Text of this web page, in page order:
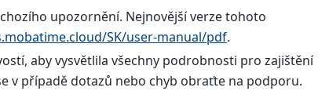
upozornění. Nejnovější verze tohoto
SK/user-manual/pdf.
aby vysvětlila všechny podrobnosti pro zajištění
v případě dotazů nebo chyb obraťte na podporu.